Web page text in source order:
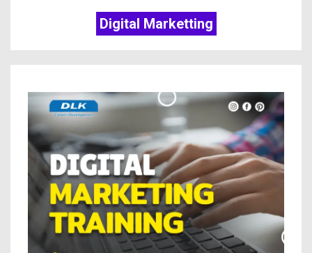
Digital Marketting